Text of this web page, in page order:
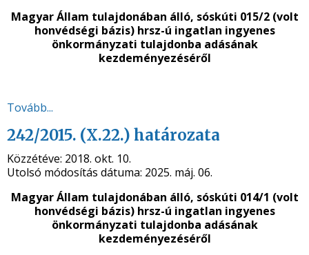
Magyar Állam tulajdonában álló, sóskúti 015/2 (volt
honvédségi bázis) hrsz-ú ingatlan ingyenes
önkormányzati tulajdonba adásának
kezdeményezéséről
Tovább...
242/2015. (X.22.) határozata
Közzétéve: 2018. okt. 10.
Utolsó módosítás dátuma: 2025. máj. 06.
Magyar Állam tulajdonában álló, sóskúti 014/1 (volt
honvédségi bázis) hrsz-ú ingatlan ingyenes
önkormányzati tulajdonba adásának
kezdeményezéséről